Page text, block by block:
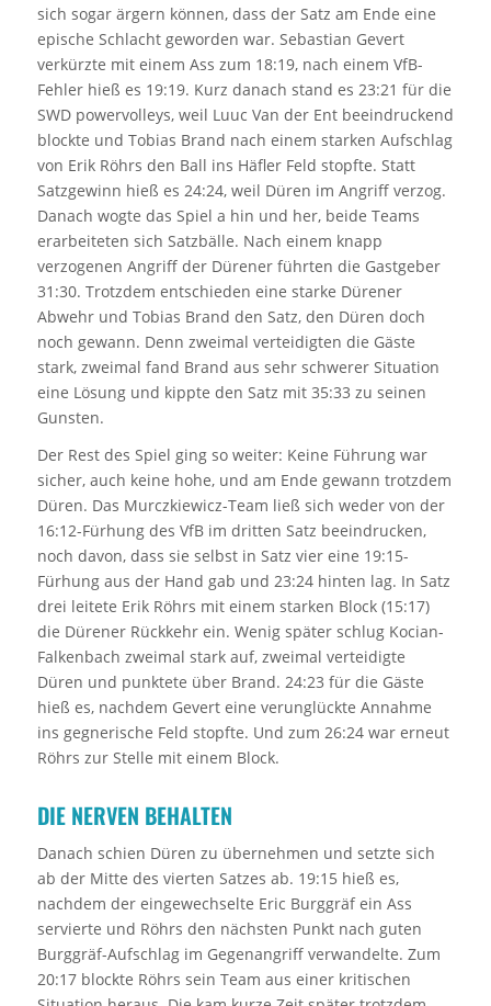
sich sogar ärgern können, dass der Satz am Ende eine
epische Schlacht geworden war. Sebastian Gevert
verkürzte mit einem Ass zum 18:19, nach einem VfB-
Fehler hieß es 19:19. Kurz danach stand es 23:21 für die
SWD powervolleys, weil Luuc Van der Ent beeindruckend
blockte und Tobias Brand nach einem starken Aufschlag
von Erik Röhrs den Ball ins Häfler Feld stopfte. Statt
Satzgewinn hieß es 24:24, weil Düren im Angriff verzog.
Danach wogte das Spiel a hin und her, beide Teams
erarbeiteten sich Satzbälle. Nach einem knapp
verzogenen Angriff der Dürener führten die Gastgeber
31:30. Trotzdem entschieden eine starke Dürener
Abwehr und Tobias Brand den Satz, den Düren doch
noch gewann. Denn zweimal verteidigten die Gäste
stark, zweimal fand Brand aus sehr schwerer Situation
eine Lösung und kippte den Satz mit 35:33 zu seinen
Gunsten.
Der Rest des Spiel ging so weiter: Keine Führung war
sicher, auch keine hohe, und am Ende gewann trotzdem
Düren. Das Murczkiewicz-Team ließ sich weder von der
16:12-Fürhung des VfB im dritten Satz beeindrucken,
noch davon, dass sie selbst in Satz vier eine 19:15-
Fürhung aus der Hand gab und 23:24 hinten lag. In Satz
drei leitete Erik Röhrs mit einem starken Block (15:17)
die Dürener Rückkehr ein. Wenig später schlug Kocian-
Falkenbach zweimal stark auf, zweimal verteidigte
Düren und punktete über Brand. 24:23 für die Gäste
hieß es, nachdem Gevert eine verunglückte Annahme
ins gegnerische Feld stopfte. Und zum 26:24 war erneut
Röhrs zur Stelle mit einem Block.
DIE NERVEN BEHALTEN
Danach schien Düren zu übernehmen und setzte sich
ab der Mitte des vierten Satzes ab. 19:15 hieß es,
nachdem der eingewechselte Eric Burggräf ein Ass
servierte und Röhrs den nächsten Punkt nach guten
Burggräf-Aufschlag im Gegenangriff verwandelte. Zum
20:17 blockte Röhrs sein Team aus einer kritischen